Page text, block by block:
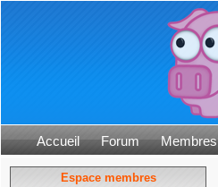
Accueil Forum Membres
Espace membres